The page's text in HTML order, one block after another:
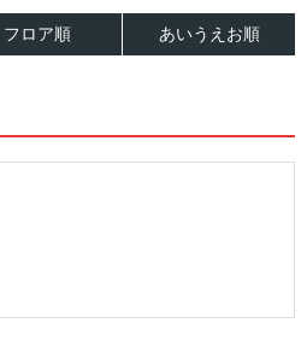
フロア順 あいうえお順